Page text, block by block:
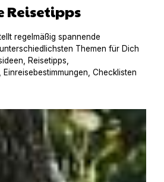
Reisetipps
regelmäßig spannende
Themen für Dich
Reisetipps,
Checklisten
Wald